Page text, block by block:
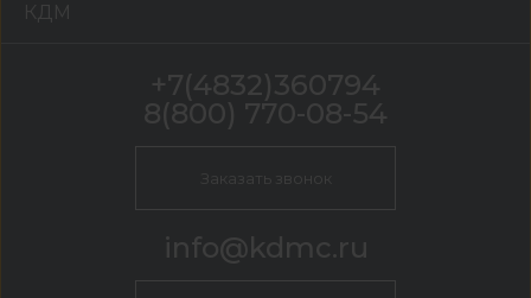
КДМ
+7(4832)360794
8(800) 770-08-54
Заказать звонок
info@kdmc.ru